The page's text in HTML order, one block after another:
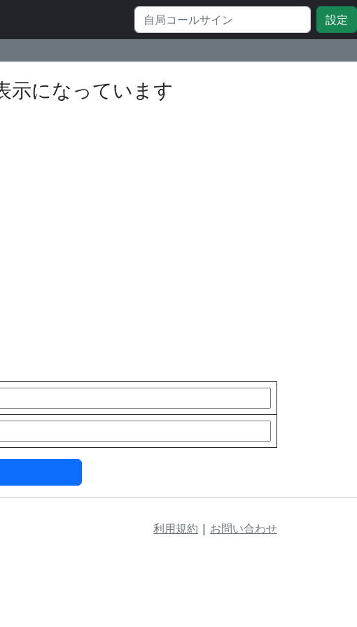
示になっています
利用規約 | お問い合わせ